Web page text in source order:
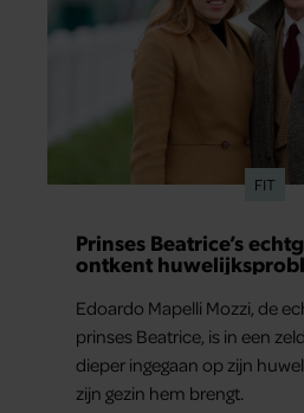
FIT
Prinses Beatrice’s
ontkent
Edoardo Mapelli Mozzi, de
prinses Beatrice, is in een
dieper ingegaan op zijn
zijn gezin hem brengt.